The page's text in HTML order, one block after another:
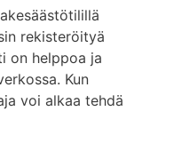
rekisteröityä
on helppoa ja
Kun
voi alkaa tehdä